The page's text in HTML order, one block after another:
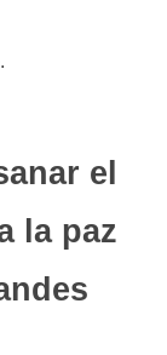
el
la paz